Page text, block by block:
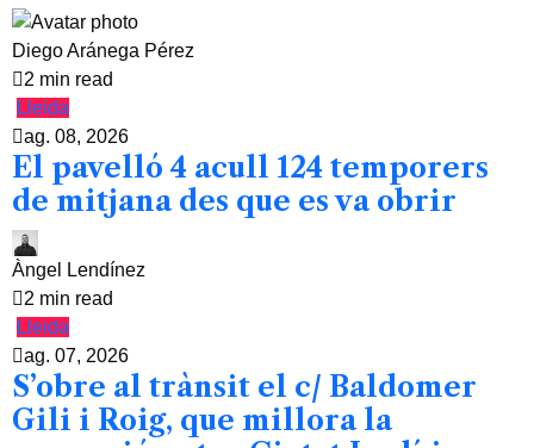
Diego Aránega Pérez
2 min read
Lleida
ag. 08, 2026
El pavelló 4 acull 124 temporers
de mitjana des que es va obrir
Àngel Lendínez
2 min read
Lleida
ag. 07, 2026
S’obre al trànsit el c/ Baldomer
Gili i Roig, que millora la